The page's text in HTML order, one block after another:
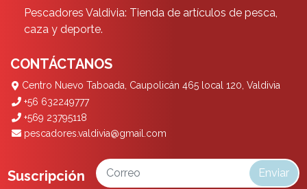
Pescadores Valdivia: Tienda de artículos de pesca,
caza y deporte.
CONTÁCTANOS
Centro Nuevo Taboada, Caupolicán 465 local 120, Valdivia
+56 632249777
+569 23795118
pescadores.valdivia@gmail.com
Suscripción Enviar